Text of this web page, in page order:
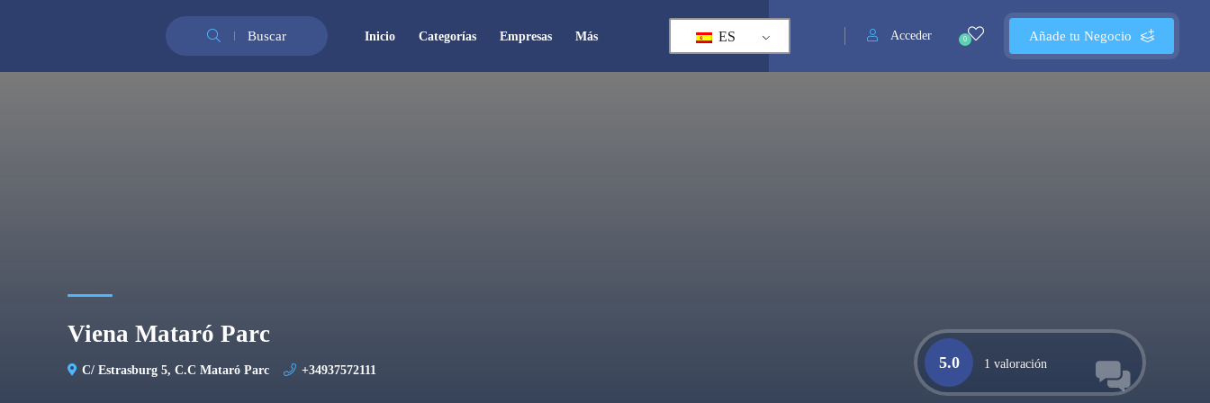
Buscar Añade tu Negocio
0
Acceder
ES
Inicio Categorías Empresas Más
Viena Mataró Parc
C/ Estrasburg 5, C.C Mataró Parc +34937572111 5.0 1 valoración